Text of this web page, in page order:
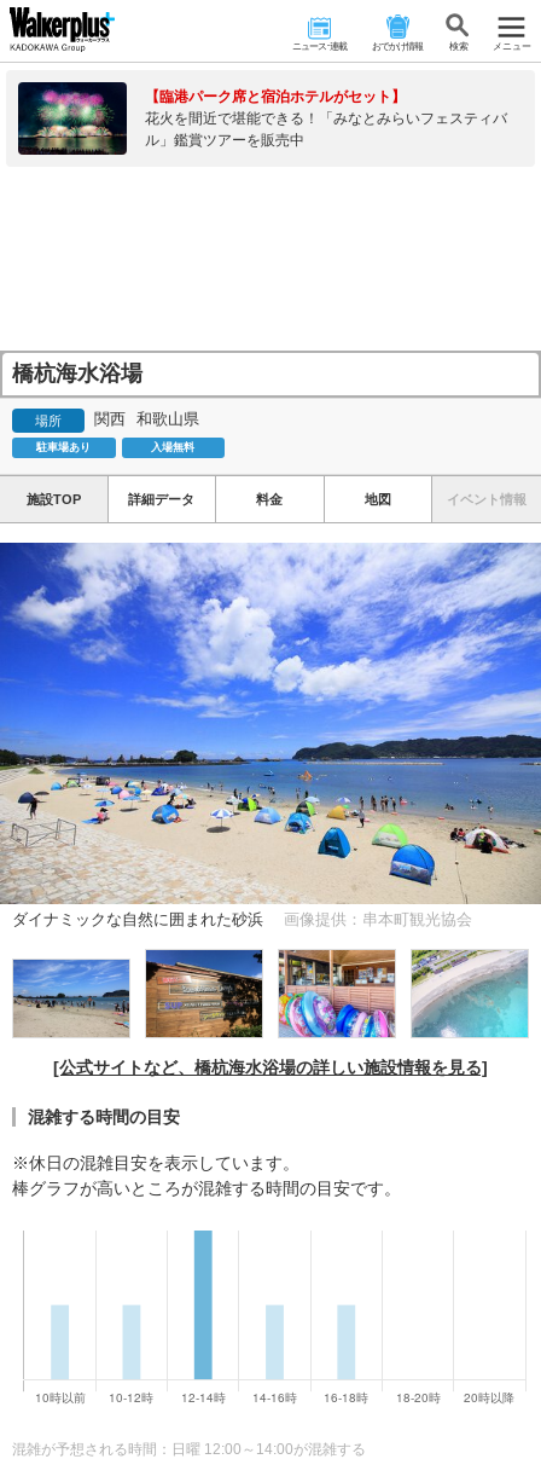
ニュース･連載 おでかけ情報 検 索 メニュー
【臨港パーク席と宿泊ホテルがセット】
花火を間近で堪能できる！「みなとみらいフェスティバ
ル」鑑賞ツアーを販売中
橋杭海水浴場
場所 関西 和歌山県
駐車場あり 入場無料
施設TOP 詳細データ 料金 地図 イベント情報
ダイナミックな自然に囲まれた砂浜 画像提供：串本町観光協会
[公式サイトなど、橋杭海水浴場の詳しい施設情報を見る]
混雑する時間の目安
※休日の混雑目安を表示しています。
棒グラフが高いところが混雑する時間の目安です。
混雑が予想される時間：日曜 12:00～14:00が混雑する